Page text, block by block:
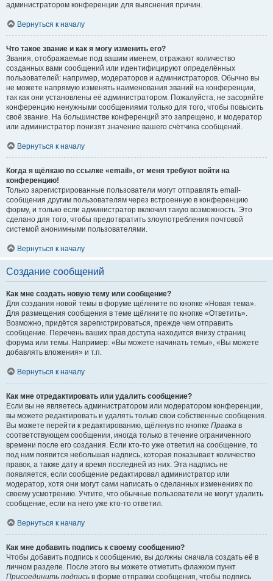
администратором конференции для выяснения причин.
Вернуться к началу
Что такое звание и как я могу изменить его?
Звания, отображаемые под вашим именем, отражают количество
созданных вами сообщений или идентифицируют определённых
пользователей: например, модераторов и администраторов. Обычно вы
не можете напрямую изменять наименования званий на конференции,
так как они установлены её администратором. Пожалуйста, не засоряйте
конференцию ненужными сообщениями только для того, чтобы повысить
своё звание. На большинстве конференций это запрещено, и модератор
или администратор понизят значение вашего счётчика сообщений.
Вернуться к началу
Когда я щёлкаю по ссылке «email», от меня требуют войти на
конференцию!
Только зарегистрированные пользователи могут отправлять email-
сообщения другим пользователям через встроенную в конференцию
форму, и только если администратор включил такую возможность. Это
сделано для того, чтобы предотвратить злоупотребления почтовой
системой анонимными пользователями.
Вернуться к началу
Создание сообщений
Как мне создать новую тему или сообщение?
Для создания новой темы в форуме щёлкните по кнопке «Новая тема».
Для размещения сообщения в теме щёлкните по кнопке «Ответить».
Возможно, придётся зарегистрироваться, прежде чем отправить
сообщение. Перечень ваших прав доступа находится внизу страниц
форума или темы. Например: «Вы можете начинать темы», «Вы можете
добавлять вложения» и т.п.
Вернуться к началу
Как мне отредактировать или удалить сообщение?
Если вы не являетесь администратором или модератором конференции,
вы можете редактировать и удалять только свои собственные сообщения.
Вы можете перейти к редактированию, щёлкнув по кнопке Правка в
соответствующем сообщении, иногда только в течение ограниченного
времени после его создания. Если кто-то уже ответил на сообщение, то
под ним появится небольшая надпись, которая показывает количество
правок, а также дату и время последней из них. Эта надпись не
появляется, если сообщение редактировал администратор или
модератор, хотя они могут сами написать о сделанных изменениях по
своему усмотрению. Учтите, что обычные пользователи не могут удалить
сообщение, если на него уже кто-то ответил.
Вернуться к началу
Как мне добавить подпись к своему сообщению?
Чтобы добавить подпись к сообщению, вы должны сначала создать её в
личном разделе. После этого вы можете отметить флажком пункт
Присоединить подпись в форме отправки сообщения, чтобы подпись